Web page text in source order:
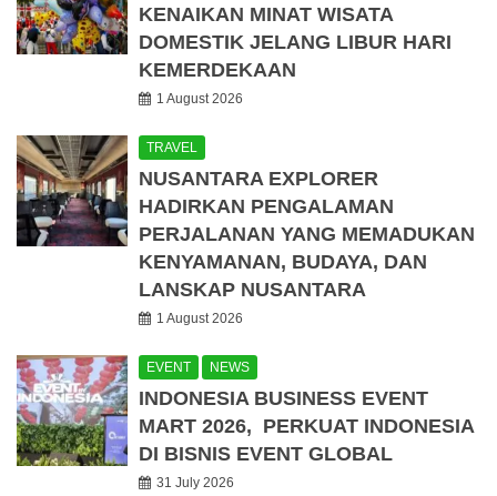
KENAIKAN MINAT WISATA
DOMESTIK JELANG LIBUR HARI
KEMERDEKAAN
1 August 2026
TRAVEL
NUSANTARA EXPLORER
HADIRKAN PENGALAMAN
PERJALANAN YANG MEMADUKAN
KENYAMANAN, BUDAYA, DAN
LANSKAP NUSANTARA
1 August 2026
EVENT NEWS
INDONESIA BUSINESS EVENT
MART 2026, PERKUAT INDONESIA
DI BISNIS EVENT GLOBAL
31 July 2026